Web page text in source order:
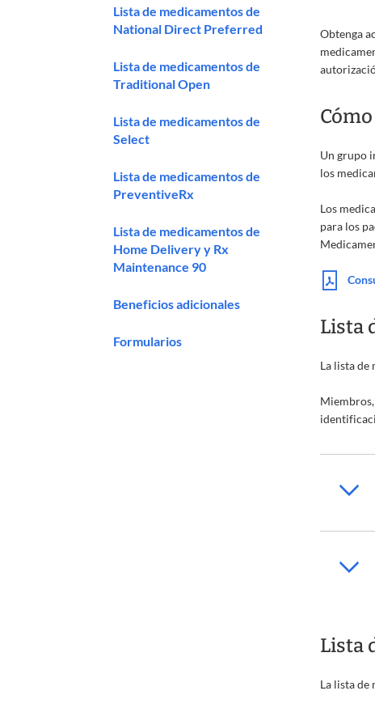
Lista de medicamentos de
National Direct Preferred
Lista de medicamentos de
Traditional Open
Lista de medicamentos de
Select
Lista de medicamentos de
PreventiveRx
Lista de medicamentos de
Home Delivery y Rx
Maintenance 90
Beneficios adicionales
Formularios
Obtenga
Un grupo
los
Los
para los
Lista
La lista de
Lista
La lista de